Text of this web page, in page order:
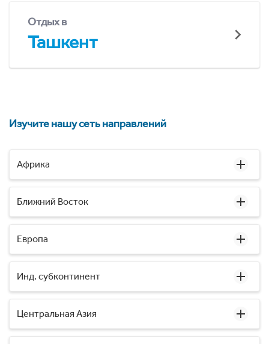
Отдых в
Ташкент
Изучите нашу сеть направлений
Африка
Ближний Восток
Европа
Инд. субконтинент
Центральная Азия